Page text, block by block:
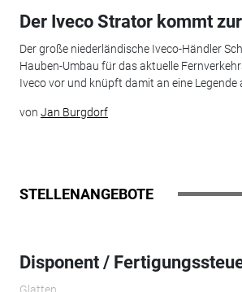
Der Iveco Strator kommt
Der große niederländische Iveco-Händler
Hauben-Umbau für das aktuelle
Iveco vor und knüpft damit an eine Legende
von Jan Burgdorf
STELLENANGEBOTE
Disponent /